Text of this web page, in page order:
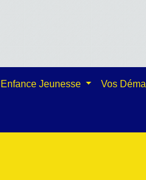
Enfance Jeunesse Vos